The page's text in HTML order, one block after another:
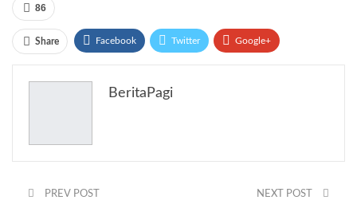
86
Share Facebook Twitter Google+
BeritaPagi
PREV POST NEXT POST